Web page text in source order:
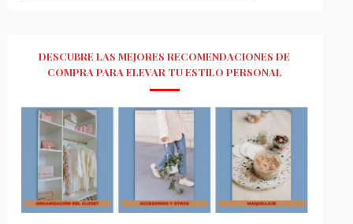
DESCUBRE LAS MEJORES RECOMENDACIONES DE
COMPRA PARA ELEVAR TU ESTILO PERSONAL